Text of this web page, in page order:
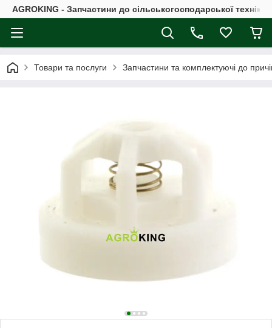
AGROKING - Запчастини до сільськогосподарської
Товари та послуги Запчастини та комплектуючі до